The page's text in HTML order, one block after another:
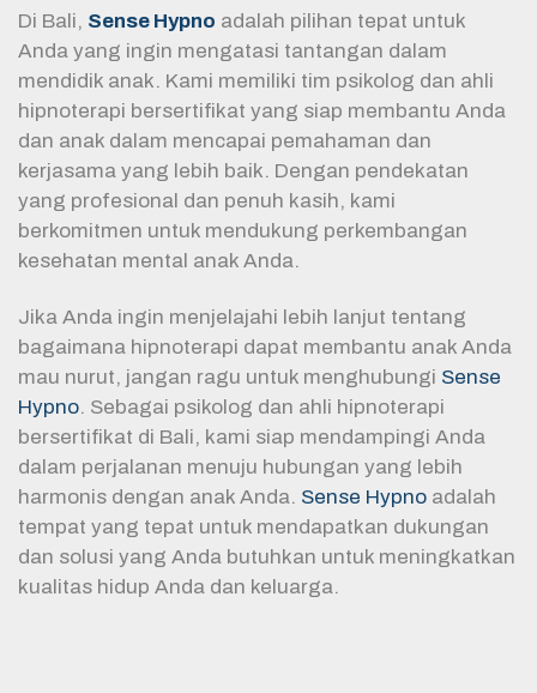
Di Bali, Sense Hypno adalah pilihan tepat untuk
Anda yang ingin mengatasi tantangan dalam
mendidik anak. Kami memiliki tim psikolog dan ahli
hipnoterapi bersertifikat yang siap membantu Anda
dan anak dalam mencapai pemahaman dan
kerjasama yang lebih baik. Dengan pendekatan
yang profesional dan penuh kasih, kami
berkomitmen untuk mendukung perkembangan
kesehatan mental anak Anda.
Jika Anda ingin menjelajahi lebih lanjut tentang
bagaimana hipnoterapi dapat membantu anak Anda
mau nurut, jangan ragu untuk menghubungi Sense
Hypno. Sebagai psikolog dan ahli hipnoterapi
bersertifikat di Bali, kami siap mendampingi Anda
dalam perjalanan menuju hubungan yang lebih
harmonis dengan anak Anda. Sense Hypno adalah
tempat yang tepat untuk mendapatkan dukungan
dan solusi yang Anda butuhkan untuk meningkatkan
kualitas hidup Anda dan keluarga.